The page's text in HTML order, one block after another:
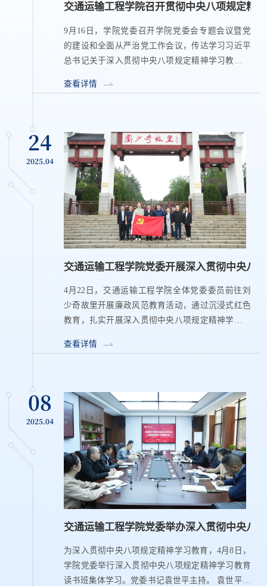
交通运输工程学院召开贯彻中央八项规定精
9月16日，学院党委召开学院党委会专题会议暨党
的建设和全面从严治党工作会议，传达学习习近平
总书记关于深入贯彻中央八项规定精神学习教育的
八项规定精神学习教育成效，...
查看详情
24
2025.04
交通运输工程学院党委开展深入贯彻中央八
4月22日，交通运输工程学院全体党委委员前往刘
少奇故里开展廉政风范教育活动，通过沉浸式红色
教育，扎实开展深入贯彻中央八项规定精神学习教
牢思想防线，将廉政建设转化...
查看详情
08
2025.04
交通运输工程学院党委举办深入贯彻中央八
为深入贯彻中央八项规定精神学习教育，4月8日，
学院党委举行深入贯彻中央八项规定精神学习教育
读书班集体学习。党委书记袁世平主持。 袁世平强